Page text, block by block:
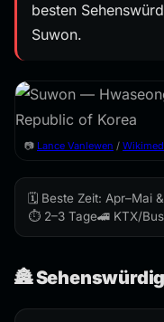
besten
Suwon.
📷 Lance Vanlewen /
🗓️ Beste Zeit: Apr–Mai
⏱️ 2–3 Tage🚄 KTX/
🏯